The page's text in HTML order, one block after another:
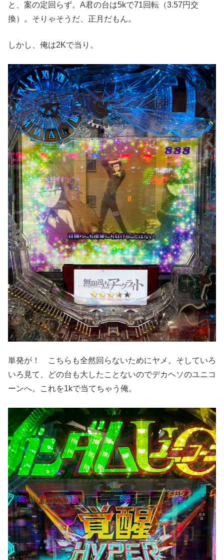
と、案の定回らず。A君の台は5kで71回転（3.57円交
換）。そりゃそうだ、正月だもん。
しかし、俺は2Kで当り。
単発が！ こちらも全然回らないためにヤメ。そしていろ
いろ見て、どの台も大したことないのでデカヘソのユニコ
ーンへ。これを1kで当てちゃう俺。